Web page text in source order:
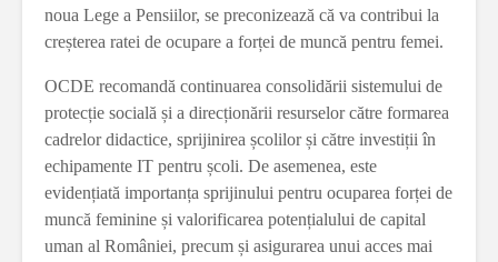
noua Lege a Pensiilor, se preconizează că va contribui la
creșterea ratei de ocupare a forței de muncă pentru femei.
OCDE recomandă continuarea consolidării sistemului de
protecție socială și a direcționării resurselor către formarea
cadrelor didactice, sprijinirea școlilor și către investiții în
echipamente IT pentru școli. De asemenea, este
evidențiată importanța sprijinului pentru ocuparea forței de
muncă feminine și valorificarea potențialului de capital
uman al României, precum și asigurarea unui acces mai